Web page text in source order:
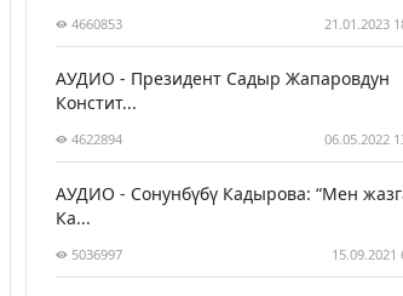
4660853 21.01.2023
АУДИО - Президент Садыр Жапаровдун
Констит...
4622894 06.05.2022
АУДИО - Сонунбүбү Кадырова: “Мен
Ка...
5036997 15.09.2021